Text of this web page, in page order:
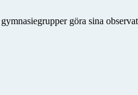
göra sina